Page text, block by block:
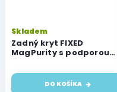
Zadný kryt FIXED
MagPurity s podporou
iPhone 14 Plus, číry
Skladem
DO KOŠÍKA